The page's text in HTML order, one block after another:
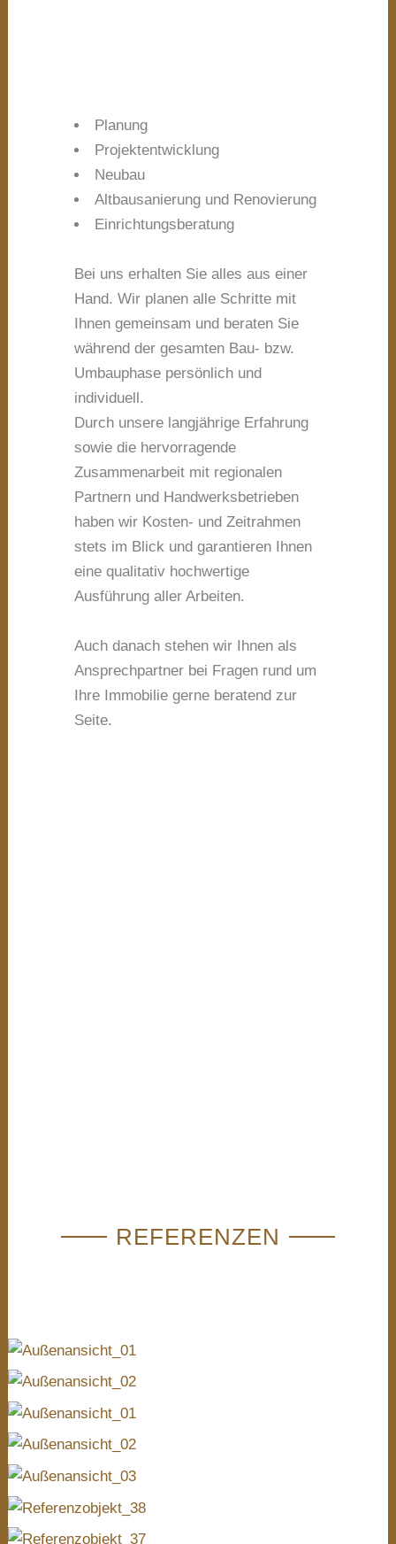
Planung
Projektentwicklung
Neubau
Altbausanierung und Renovierung
Einrichtungsberatung
Bei uns erhalten Sie alles aus einer
Hand. Wir planen alle Schritte mit
Ihnen gemeinsam und beraten Sie
während der gesamten Bau- bzw.
Umbauphase persönlich und
individuell.
Durch unsere langjährige Erfahrung
sowie die hervorragende
Zusammenarbeit mit regionalen
Partnern und Handwerksbetrieben
haben wir Kosten- und Zeitrahmen
stets im Blick und garantieren Ihnen
eine qualitativ hochwertige
Ausführung aller Arbeiten.
Auch danach stehen wir Ihnen als
Ansprechpartner bei Fragen rund um
Ihre Immobilie gerne beratend zur
Seite.
REFERENZEN